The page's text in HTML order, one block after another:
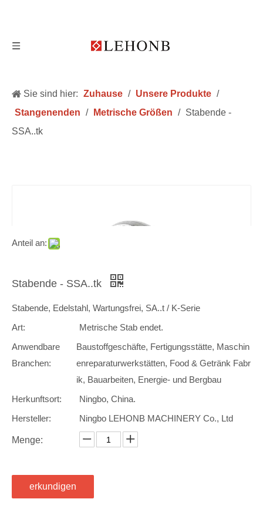
Sie sind hier: Zuhause / Unsere Produkte /
Stangenenden / Metrische Größen / Stabende -
SSA..tk
Anteil an:
Stabende - SSA..tk
Stabende, Edelstahl, Wartungsfrei, SA..t / K-Serie
Art:
Metrische Stab endet.
Anwendbare
Branchen:
Baustoffgeschäfte, Fertigungsstätte, Maschin
enreparaturwerkstätten, Food & Getränk Fabr
ik, Bauarbeiten, Energie- und Bergbau
Herkunftsort:
Ningbo, China.
Hersteller:
Ningbo LEHONB MACHINERY Co., Ltd
Menge:
erkundigen